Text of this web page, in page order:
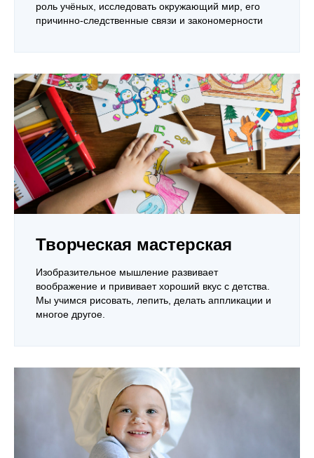
роль учёных, исследовать окружающий мир, его
причинно-следственные связи и закономерности
Творческая мастерская
Изобразительное мышление развивает
воображение и прививает хороший вкус с детства.
Мы учимся рисовать, лепить, делать аппликации и
многое другое.